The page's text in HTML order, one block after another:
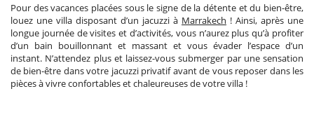
Pour des vacances placées sous le signe de la détente et du bien-être,
louez une villa disposant d’un jacuzzi à Marrakech ! Ainsi, après une
longue journée de visites et d’activités, vous n’aurez plus qu’à profiter
d’un bain bouillonnant et massant et vous évader l’espace d’un
instant. N’attendez plus et laissez-vous submerger par une sensation
de bien-être dans votre jacuzzi privatif avant de vous reposer dans les
pièces à vivre confortables et chaleureuses de votre villa !